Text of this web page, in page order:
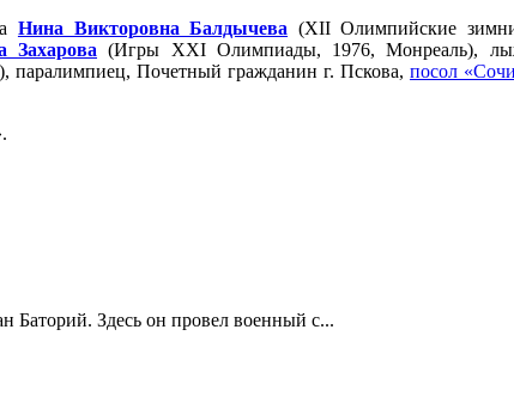
Нина Викторовна Балдычева (XII Олимпийские
Захарова (Игры XXI Олимпиады, 1976, Монреаль),
Почетный гражданин г. Пскова, посол
Баторий. Здесь он провел военный с...